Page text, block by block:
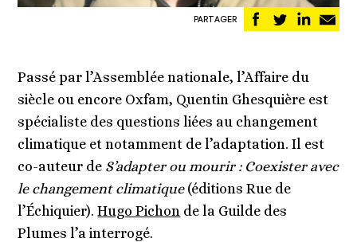
PARTAGER
Partager
sur
Partager
sur sur
Passé par l’Assemblée nationale, l’Affaire du
siècle ou encore Oxfam, Quentin Ghesquière est
spécialiste des questions liées au changement
climatique et notamment de l’adaptation. Il est
co-auteur de S’adapter ou mourir : Coexister avec
le changement climatique(éditions Rue de
l’Échiquier).Hugo Pichon de la Guilde des
Plumes l’a interrogé.